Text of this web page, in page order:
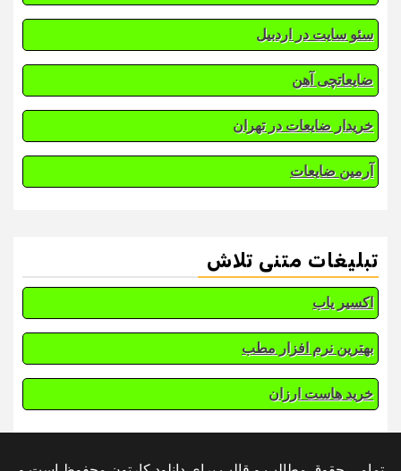
سئو سایت در اردبیل
ضایعاتچی آهن
خریدار ضایعات در تهران
آرمین ضایعات
تبلیغات متنی تلاش
اکسیر یاب
بهترین نرم افزار مطب
خرید هاست ارزان